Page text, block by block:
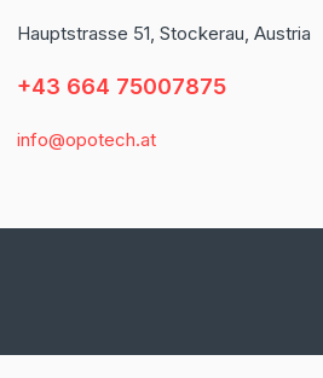
Hauptstrasse 51, Stockerau, Austria
+43 664 75007875
info@opotech.at